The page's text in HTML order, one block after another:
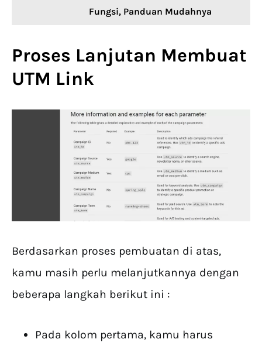
Fungsi, Panduan Mudahnya
Proses Lanjutan Membuat
UTM Link
Berdasarkan proses pembuatan di atas,
kamu masih perlu melanjutkannya dengan
beberapa langkah berikut ini :
Pada kolom pertama, kamu harus